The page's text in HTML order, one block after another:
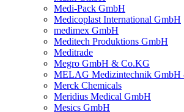
Medi-Pack GmbH
Medicoplast International GmbH
medimex GmbH
Meditech Produktions GmbH
Meditrade
Megro GmbH & Co.KG
MELAG Medizintechnik GmbH
Merck Chemicals
Meridius Medical GmbH
Mesics GmbH